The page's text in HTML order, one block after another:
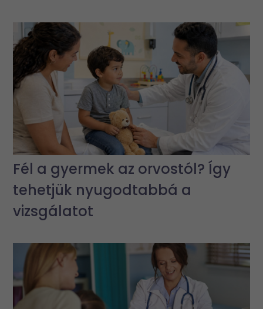
Fél a gyermek az orvostól? Így
tehetjük nyugodtabbá a
vizsgálatot